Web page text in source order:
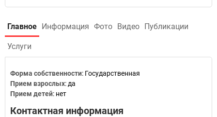
Главное Информация Фото Видео Публикации
Услуги
Форма собственности: Государственная
Прием взрослых: да
Прием детей: нет
Контактная информация